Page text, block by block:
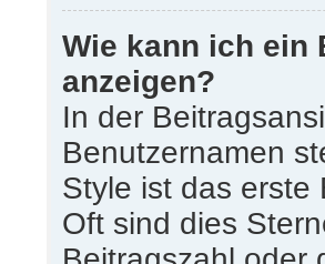
Wie kann ich ein
anzeigen?
In der
Benutzernamen
Style ist das erste
Oft sind dies